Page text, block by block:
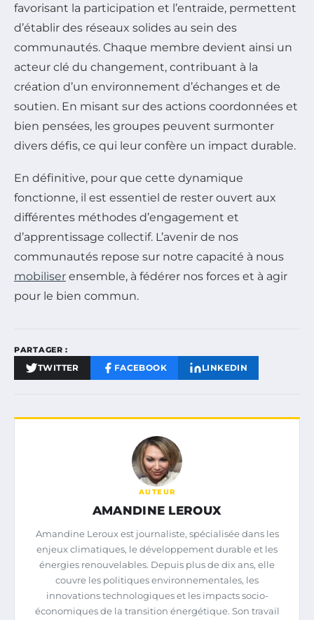
favorisant la participation et l’entraide, permettent
d’établir des réseaux solides au sein des
communautés. Chaque membre devient ainsi un
acteur clé du changement, contribuant à la
création d’un environnement d’échanges et de
soutien. En misant sur des actions coordonnées et
bien pensées, les groupes peuvent surmonter
divers défis, ce qui leur confère un impact durable.
En définitive, pour que cette dynamique
fonctionne, il est essentiel de rester ouvert aux
différentes méthodes d’engagement et
d’apprentissage collectif. L’avenir de nos
communautés repose sur notre capacité à nous
mobiliser ensemble, à fédérer nos forces et à agir
pour le bien commun.
PARTAGER :
TWITTER FACEBOOK LINKEDIN
AUTEUR
AMANDINE LEROUX
Amandine Leroux est journaliste, spécialisée dans les
enjeux climatiques, le développement durable et les
énergies renouvelables. Depuis plus de dix ans, elle
couvre les politiques environnementales, les
innovations technologiques et les impacts socio-
économiques de la transition énergétique. Son travail